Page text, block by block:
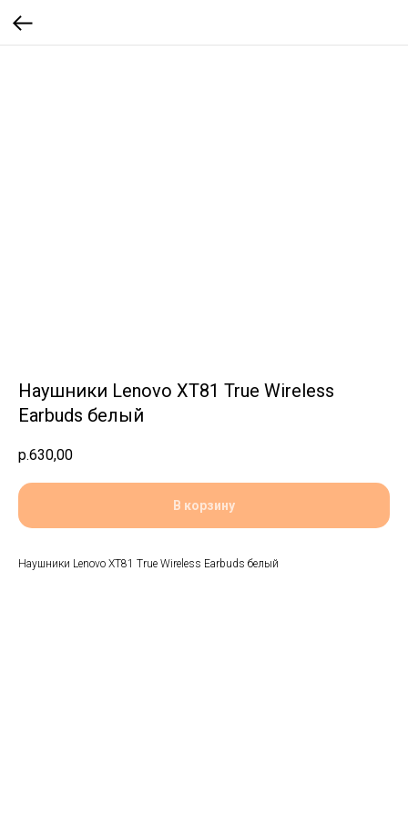
Наушники Lenovo XT81 True Wireless
Earbuds белый
р.630,00
В корзину
Наушники Lenovo XT81 True Wireless Earbuds белый